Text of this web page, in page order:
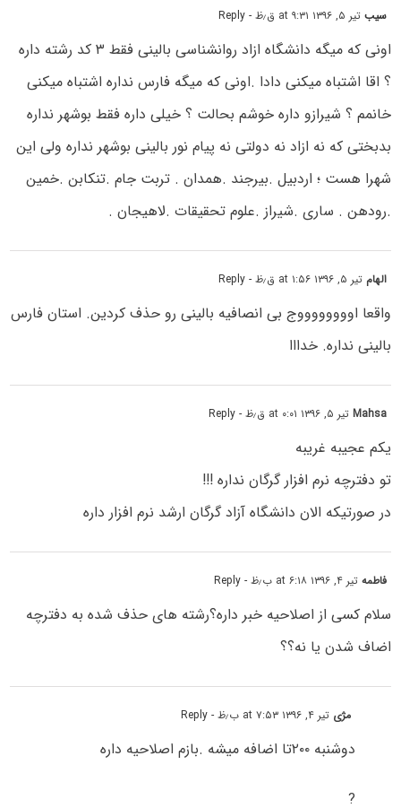
سیبتیر ۵, ۱۳۹۶ at ۹:۳۱ ق٫ظ - Reply
اونی که میگه دانشگاه ازاد روانشناسی بالینی فقط ۳ کد رشته داره
؟ اقا اشتباه میکنی دادا .اونی که میگه فارس نداره اشتباه میکنی
خانمم ؟ شیرازو داره خوشم بحالت ؟ خیلی داره فقط بوشهر نداره
بدبختی که نه ازاد نه دولتی نه پیام نور بالینی بوشهر نداره ولی این
شهرا هست ؛ اردبیل .بیرجند .همدان . تربت جام .تنکابن .خمین
.رودهن . ساری .شیراز .علوم تحقیقات .لاهیجان .
الهام تیر ۵, ۱۳۹۶ at ۱:۵۶ ق٫ظ - Reply
واقعا اووووووووج بی انصافیه بالینی رو حذف کردین. استان فارس
بالینی نداره. خدااا
Mahsaتیر ۵, ۱۳۹۶ at ۰:۰۱ ق٫ظ - Reply
یکم عجیبه غریبه
تو دفترچه نرم افزار گرگان نداره !!!
در صورتیکه الان دانشگاه آزاد گرگان ارشد نرم افزار داره
فاطمهتیر ۴, ۱۳۹۶ at ۶:۱۸ ب٫ظ - Reply
سلام کسی از اصلاحیه خبر داره؟رشته های حذف شده به دفترچه
اضاف شدن یا نه؟؟
مژی تیر ۴, ۱۳۹۶ at ۷:۵۳ ب٫ظ - Reply
دوشنبه ۲۰۰تا اضافه میشه .بازم اصلاحیه داره
?